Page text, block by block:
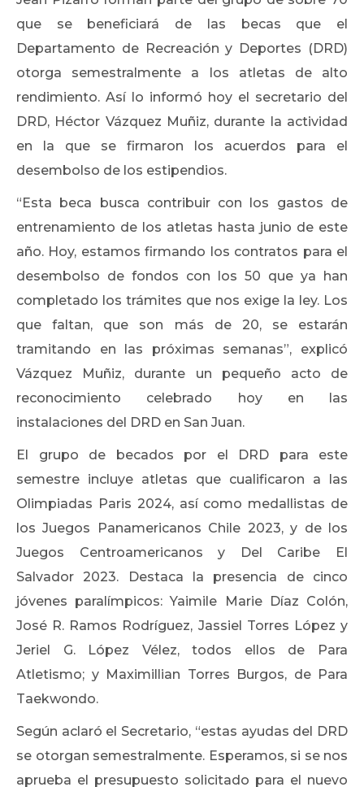
que se beneficiará de las becas que el
Departamento de Recreación y Deportes (DRD)
otorga semestralmente a los atletas de alto
rendimiento. Así lo informó hoy el secretario del
DRD, Héctor Vázquez Muñiz, durante la actividad
en la que se firmaron los acuerdos para el
desembolso de los estipendios.
“Esta beca busca contribuir con los gastos de
entrenamiento de los atletas hasta junio de este
año. Hoy, estamos firmando los contratos para el
desembolso de fondos con los 50 que ya han
completado los trámites que nos exige la ley. Los
que faltan, que son más de 20, se estarán
tramitando en las próximas semanas”, explicó
Vázquez Muñiz, durante un pequeño acto de
reconocimiento celebrado hoy en las
instalaciones del DRD en San Juan.
El grupo de becados por el DRD para este
semestre incluye atletas que cualificaron a las
Olimpiadas Paris 2024, así como medallistas de
los Juegos Panamericanos Chile 2023, y de los
Juegos Centroamericanos y Del Caribe El
Salvador 2023. Destaca la presencia de cinco
jóvenes paralímpicos: Yaimile Marie Díaz Colón,
José R. Ramos Rodríguez, Jassiel Torres López y
Jeriel G. López Vélez, todos ellos de Para
Atletismo; y Maximillian Torres Burgos, de Para
Taekwondo.
Según aclaró el Secretario, “estas ayudas del DRD
se otorgan semestralmente. Esperamos, si se nos
aprueba el presupuesto solicitado para el nuevo